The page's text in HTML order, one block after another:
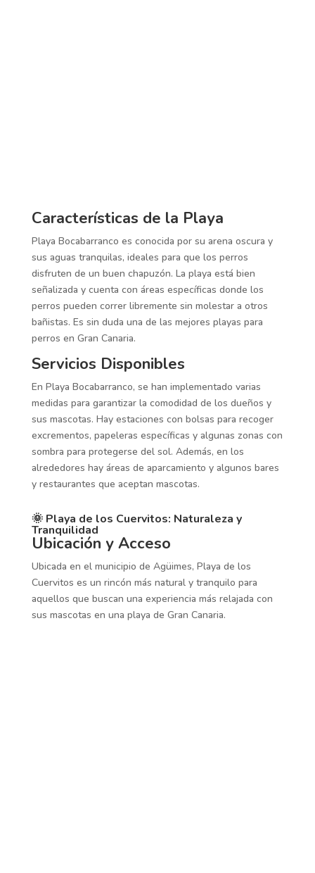
Características de la Playa
Playa Bocabarranco es conocida por su arena oscura y
sus aguas tranquilas, ideales para que los perros
disfruten de un buen chapuzón. La playa está bien
señalizada y cuenta con áreas específicas donde los
perros pueden correr libremente sin molestar a otros
bañistas. Es sin duda una de las mejores playas para
perros en Gran Canaria.
Servicios Disponibles
En Playa Bocabarranco, se han implementado varias
medidas para garantizar la comodidad de los dueños y
sus mascotas. Hay estaciones con bolsas para recoger
excrementos, papeleras específicas y algunas zonas con
sombra para protegerse del sol. Además, en los
alrededores hay áreas de aparcamiento y algunos bares
y restaurantes que aceptan mascotas.
🌞 Playa de los Cuervitos: Naturaleza y
Tranquilidad
Ubicación y Acceso
Ubicada en el municipio de Agüimes, Playa de los
Cuervitos es un rincón más natural y tranquilo para
aquellos que buscan una experiencia más relajada con
sus mascotas en una playa de Gran Canaria.